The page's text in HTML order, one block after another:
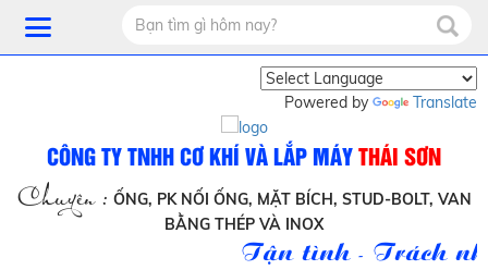
Powered by Translate
CÔNG TY TNHH CƠ KHÍ VÀ LẮP MÁYTHÁI SƠN
Chuyên : ỐNG, PK NỐI ỐNG, MẶT BÍCH, STUD-BOLT, VAN
BẰNG THÉP VÀ INOX
Tận tình - Trách